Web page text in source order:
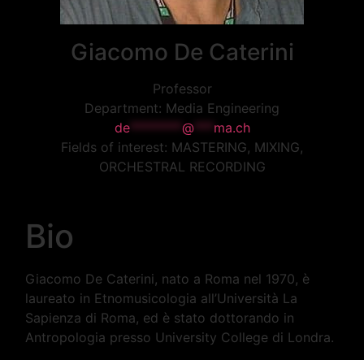
Giacomo De Caterini
Professor
Department: Media Engineering
de******** @*** ma.ch
Fields of interest: MASTERING, MIXING,
ORCHESTRAL RECORDING
Bio
Giacomo De Caterini, nato a Roma nel 1970, è
laureato in Etnomusicologia all’Università La
Sapienza di Roma, ed è stato dottorando in
Antropologia presso University College di Londra.